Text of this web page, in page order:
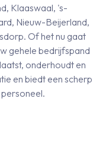
Klaaswaal, 's-
Nieuw-Beijerland,
Of het nu gaat
gehele bedrijfspand
onderhoudt en
en biedt een scherp